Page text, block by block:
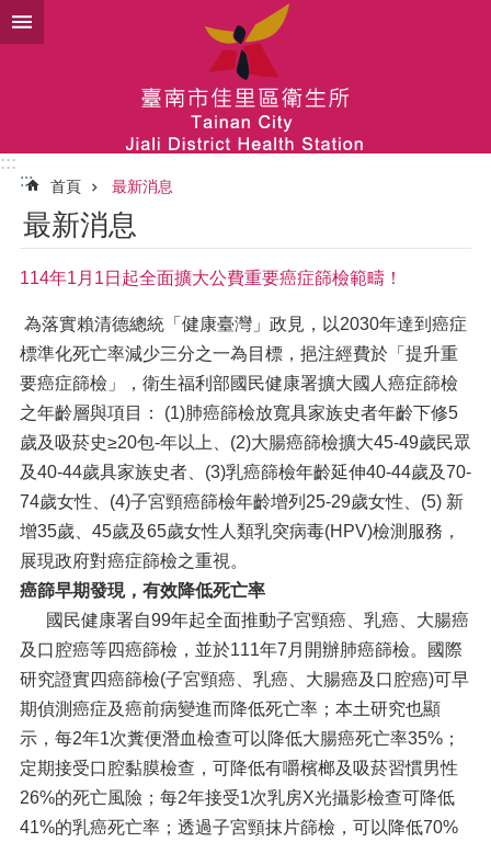
跳到主要內容區塊
:::
:::
首頁 最新消息
最新消息
114年1月1日起全面擴大公費重要癌症篩檢範疇！
為落實賴清德總統「健康臺灣」政見，以2030年達到癌症
標準化死亡率減少三分之一為目標，挹注經費於「提升重
要癌症篩檢」，衛生福利部國民健康署擴大國人癌症篩檢
之年齡層與項目： (1)肺癌篩檢放寬具家族史者年齡下修5
歲及吸菸史≥20包-年以上、(2)大腸癌篩檢擴大45-49歲民眾
及40-44歲具家族史者、(3)乳癌篩檢年齡延伸40-44歲及70-
74歲女性、(4)子宮頸癌篩檢年齡增列25-29歲女性、(5) 新
增35歲、45歲及65歲女性人類乳突病毒(HPV)檢測服務，
展現政府對癌症篩檢之重視。
癌篩早期發現，有效降低死亡率
國民健康署自99年起全面推動子宮頸癌、乳癌、大腸癌
及口腔癌等四癌篩檢，並於111年7月開辦肺癌篩檢。國際
研究證實四癌篩檢(子宮頸癌、乳癌、大腸癌及口腔癌)可早
期偵測癌症及癌前病變進而降低死亡率；本土研究也顯
示，每2年1次糞便潛血檢查可以降低大腸癌死亡率35%；
定期接受口腔黏膜檢查，可降低有嚼檳榔及吸菸習慣男性
26%的死亡風險；每2年接受1次乳房X光攝影檢查可降低
41%的乳癌死亡率；透過子宮頸抹片篩檢，可以降低70%